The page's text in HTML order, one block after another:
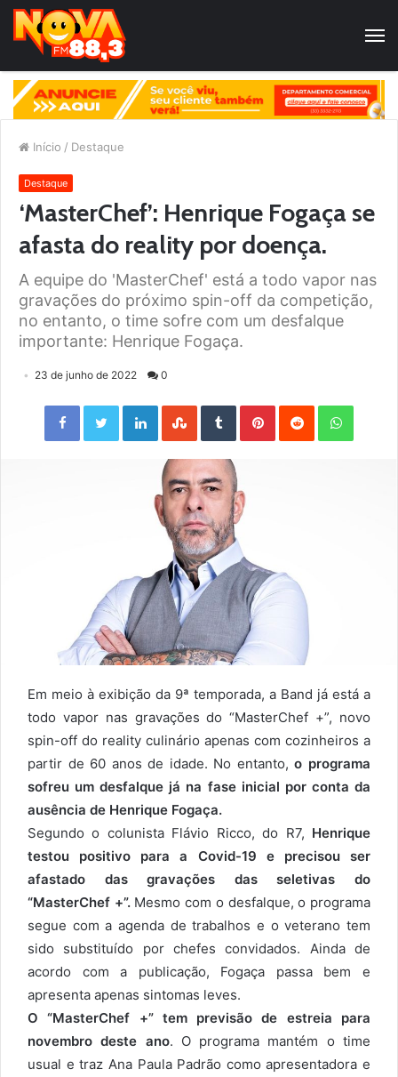
Início / Destaque
Destaque
‘MasterChef’: Henrique Fogaça se
afasta do reality por doença.
A equipe do 'MasterChef' está a todo vapor nas
gravações do próximo spin-off da competição,
no entanto, o time sofre com um desfalque
importante: Henrique Fogaça.
23 de junho de 2022 0
Facebook Twitter LinkedIn StumbleUpon Tumblr Pinterest Reddit
Em meio à exibição da 9ª temporada, a Band já está a
todo vapor nas gravações do “MasterChef +”, novo
spin-off do reality culinário apenas com cozinheiros a
partir de 60 anos de idade. No entanto,o programa
sofreu um desfalque já na fase inicial por conta da
ausência de Henrique Fogaça.
Segundo o colunista Flávio Ricco, do R7, Henrique
testou positivo para a Covid-19 e precisou ser
afastado das gravações das seletivas do
“MasterChef +”.Mesmo com o desfalque, o programa
segue com a agenda de trabalhos e o veterano tem
sido substituído por chefes convidados. Ainda de
acordo com a publicação, Fogaça passa bem e
apresenta apenas sintomas leves.
O “MasterChef +” tem previsão de estreia para
novembro deste ano. O programa mantém o time
usual e traz Ana Paula Padrão como apresentadora e